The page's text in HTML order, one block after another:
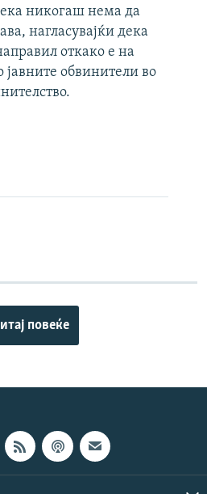
никогаш нема да
нагласувајќи дека
откако е на
јавните обвинители во
повеќе